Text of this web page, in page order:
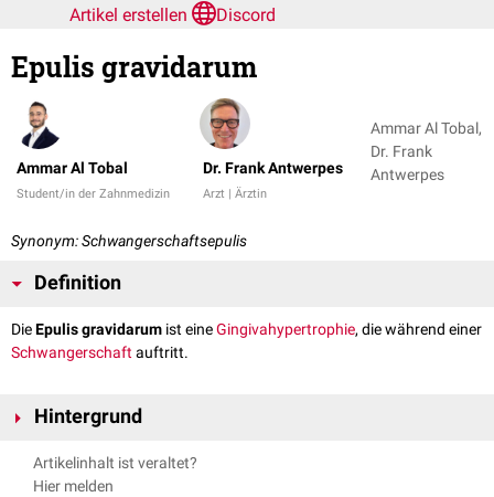
Artikel erstellen
Discord
Epulis gravidarum
Ammar Al Tobal
Student/in der Zahnmedizin
Dr. Frank Antwerpes
Arzt | Ärztin
Ammar Al Tobal,
Dr. Frank
Antwerpes
Synonym: Schwangerschaftsepulis
Definition
DieEpulis gravidarum ist eineGingivahypertrophie, die während einer
Schwangerschaftauftritt.
Hintergrund
Die Epulis gravidarum entsteht unter dem Einfluss weiblicher
Sexualhormone
Artikelinhalt ist veraltet?
Hier melden